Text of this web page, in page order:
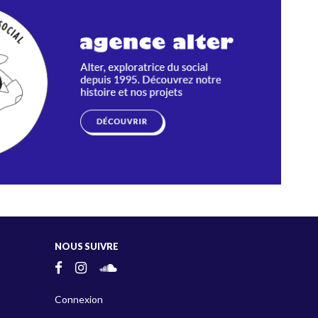
NOUS SUIVRE
Connexion